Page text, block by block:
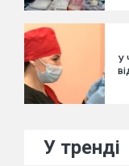
У
У тренді